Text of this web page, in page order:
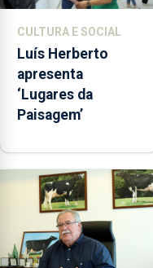
CULTURA E SOCIAL
Luís Herberto
apresenta
‘Lugares da
Paisagem’